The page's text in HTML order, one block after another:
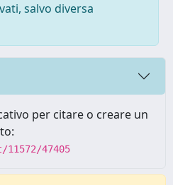
salvo diversa
per citare o creare un
47405